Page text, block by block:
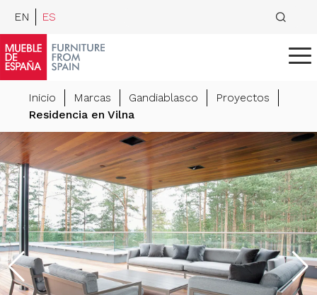
EN ES
Inicio Marcas Gandiablasco
Proyectos
Residencia en Vilna